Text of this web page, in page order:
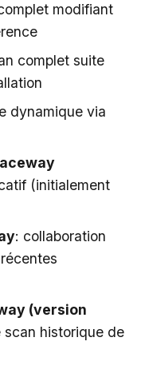
modifiant
complet suite
dynamique via
(initialement
: collaboration
(version
scan historique de